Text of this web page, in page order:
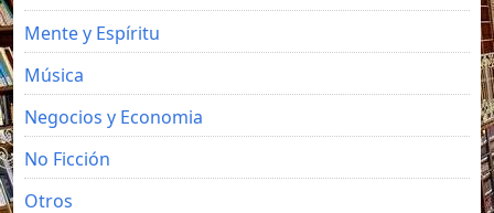
Mente y Espíritu
Música
Negocios y Economia
No Ficción
Otros